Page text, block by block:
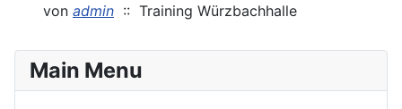
von admin :: Training Würzbachhalle
Main Menu